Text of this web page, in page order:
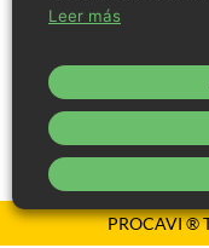
PROCAVI ®
Leer más